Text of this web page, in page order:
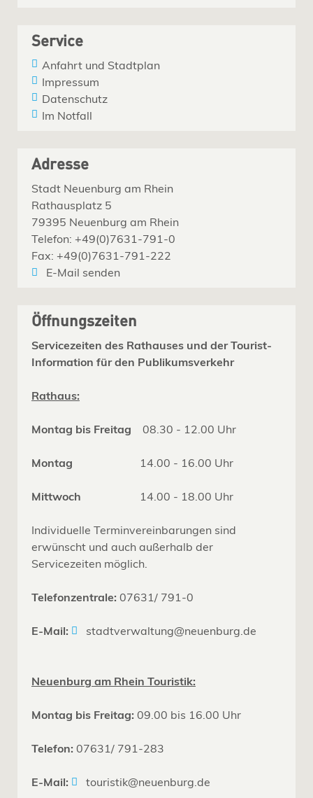
Service
Anfahrt und Stadtplan
Impressum
Datenschutz
Im Notfall
Adresse
Stadt Neuenburg am Rhein
Rathausplatz 5
79395 Neuenburg am Rhein
Telefon: +49(0)7631-791-0
Fax: +49(0)7631-791-222
E-Mail senden
Öffnungszeiten
Servicezeiten des Rathauses und der Tourist-
Information für den Publikumsverkehr
Rathaus:
Montag bis Freitag 08.30 - 12.00 Uhr
Montag 14.00 - 16.00 Uhr
Mittwoch 14.00 - 18.00 Uhr
Individuelle Terminvereinbarungen sind
erwünscht und auch außerhalb der
Servicezeiten möglich.
Telefonzentrale: 07631/ 791-0
E-Mail: stadtverwaltung@neuenburg.de
Neuenburg am Rhein Touristik:
Montag bis Freitag: 09.00 bis 16.00 Uhr
Telefon: 07631/ 791-283
E-Mail: touristik@neuenburg.de